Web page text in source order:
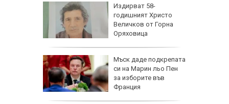
Издирват 58-
годишният Христо
Величков от Горна
Оряховица
Мъск даде подкрепата
си на Марин льо Пен
за изборите във
Франция